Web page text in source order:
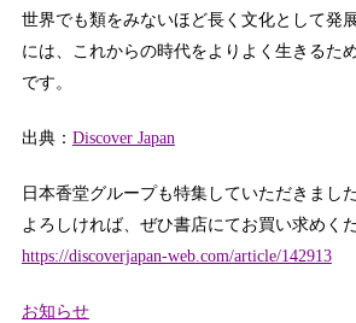
世界でも類をみないほど長く文化として発
には、これからの時代をよりよく生きるた
です。
出典： Discover Japan
日本香堂グループも特集していただきました
よろしければ、ぜひ書店にてお買い求めくだ
https://discoverjapan-web.com/article/142913
カ
お知らせ